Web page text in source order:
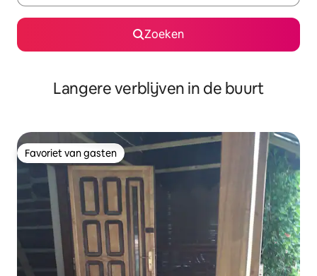
Zoeken
Langere verblijven in de buurt
Favoriet van gasten
Favoriet van gasten